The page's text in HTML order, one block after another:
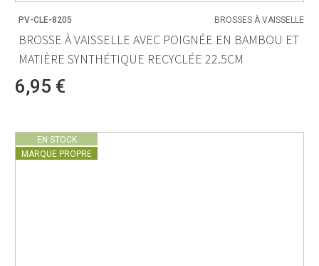
PV-CLE-8205 BROSSES À VAISSELLE
BROSSE À VAISSELLE AVEC POIGNÉE EN BAMBOU ET
MATIÈRE SYNTHÉTIQUE RECYCLÉE 22.5CM
6,95 €
EN STOCK
MARQUE PROPRE